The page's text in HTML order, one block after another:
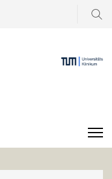
Suchen